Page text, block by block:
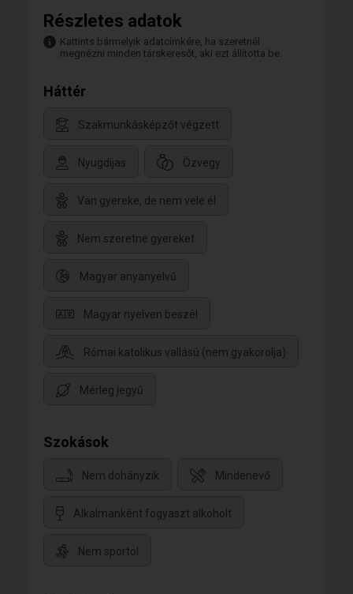
Részletes adatok
Kattints bármelyik adatcímkére, ha szeretnél
megnézni minden társkeresőt, aki ezt állította be.
Háttér
Szakmunkásképzőt végzett
Nyugdíjas Özvegy
Van gyereke, de nem vele él
Nem szeretne gyereket
Magyar anyanyelvű
Magyar nyelven beszél
Római katolikus vallású (nem gyakorolja)
Mérleg jegyű
Szokások
Nem dohányzik Mindenevő
Alkalmanként fogyaszt alkoholt
Nem sportol